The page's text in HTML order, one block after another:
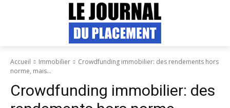
Accueil Immobilier
Crowdfunding immobilier: des rendements hors
norme, mais...
Crowdfunding immobilier: des